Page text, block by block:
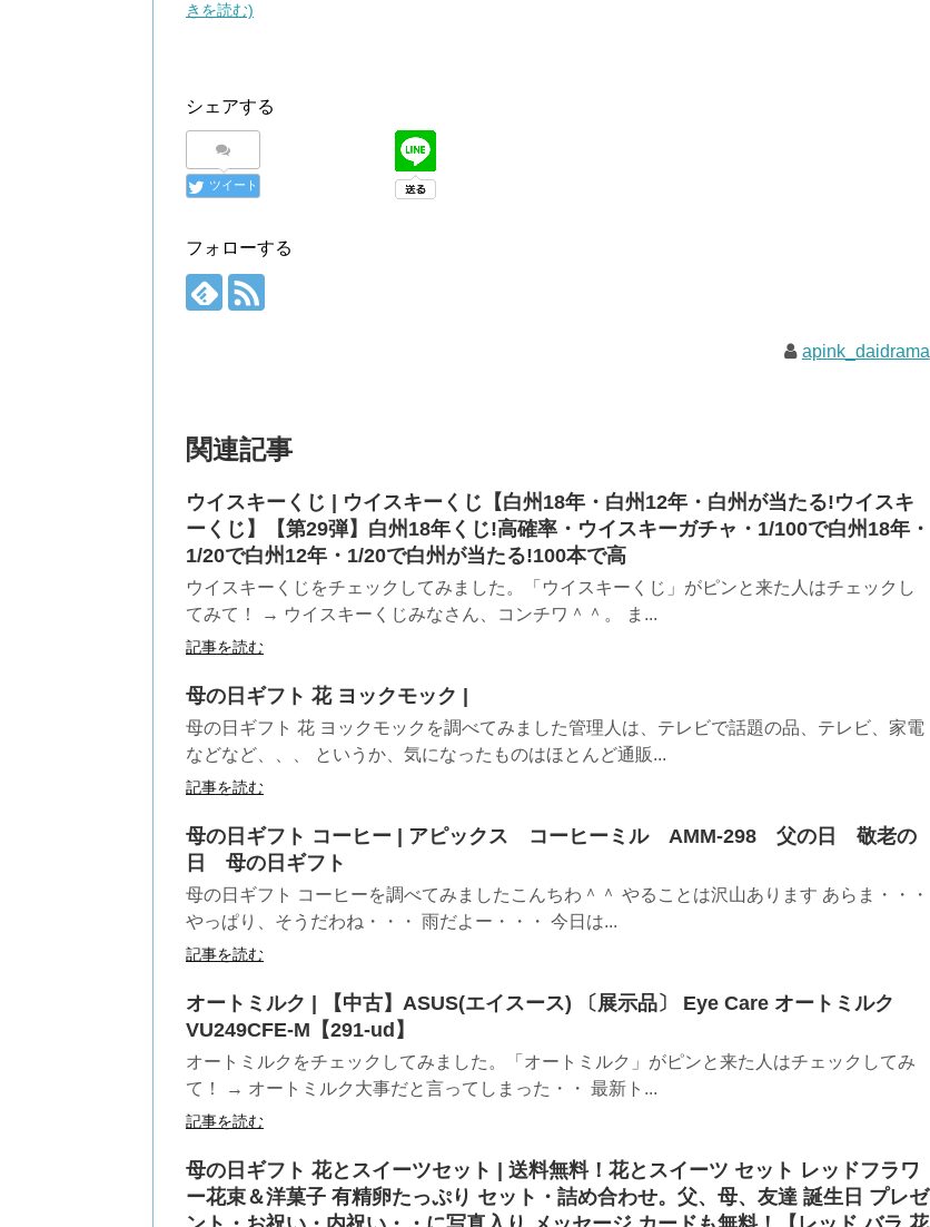
きを読む)
シェアする
ツイート
フォローする
apink_daidrama
関連記事
ウイスキーくじ | ウイスキーくじ【白州18年・白州12年・白州が当たる!ウイスキ
ーくじ】【第29弾】白州18年くじ!高確率・ウイスキーガチャ・1/100で白州18年・
1/20で白州12年・1/20で白州が当たる!100本で高
ウイスキーくじをチェックしてみました。「ウイスキーくじ」がピンと来た人はチェックし
てみて！ → ウイスキーくじみなさん、コンチワ＾＾。 ま...
記事を読む
母の日ギフト 花 ヨックモック |
母の日ギフト 花 ヨックモックを調べてみました管理人は、テレビで話題の品、テレビ、家電
などなど、、、 というか、気になったものはほとんど通販...
記事を読む
母の日ギフト コーヒー | アピックス コーヒーミル AMM-298 父の日 敬老の
日 母の日ギフト
母の日ギフト コーヒーを調べてみましたこんちわ＾＾ やることは沢山あります あらま・・・
やっぱり、そうだわね・・・ 雨だよー・・・ 今日は...
記事を読む
オートミルク | 【中古】ASUS(エイスース) 〔展示品〕 Eye Care オートミルク
VU249CFE-M【291-ud】
オートミルクをチェックしてみました。「オートミルク」がピンと来た人はチェックしてみ
て！ → オートミルク大事だと言ってしまった・・ 最新ト...
記事を読む
母の日ギフト 花とスイーツセット | 送料無料！花とスイーツ セット レッドフラワ
ー花束＆洋菓子 有精卵たっぷり セット・詰め合わせ。父、母、友達 誕生日 プレゼ